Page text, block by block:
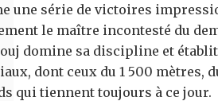
une série de victoires
le maître incontesté du
domine sa discipline et
dont ceux du 1 500 mètres,
qui tiennent toujours à ce jour.